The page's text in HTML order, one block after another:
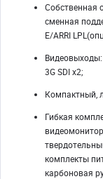
Собственная
сменная
E/ARRI
3G SDI x2;
Компактный,
Гибкая
комплекты
карбоновая